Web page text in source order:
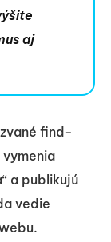
aj
find-
a publikujú
vedie